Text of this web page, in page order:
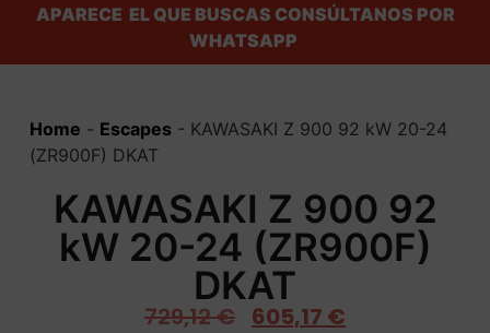
APARECE EL QUE BUSCAS CONSÚLTANOS POR
WHATSAPP
Home - Escapes- KAWASAKI Z 900 92 kW 20-24
(ZR900F) DKAT
KAWASAKI Z 900 92
kW 20-24 (ZR900F)
DKAT
729,12€ 605,17 €